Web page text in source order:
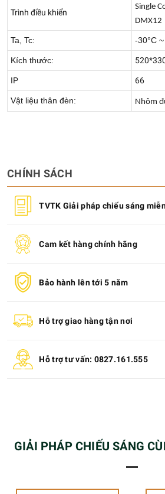
Trình điều khiển
Single
DMX12
Ta, Tc: -30°C
Kích thước:
IP 66
Vật liệu thân đèn: Nhôm
CHÍNH SÁCH
TVTK Giải pháp chiếu sáng
Cam kết hàng chính hãng
Bảo hành lên tới 5 năm
Hỗ trợ giao hàng tận nơi
Hỗ trợ tư vấn: 0827.161.555
GIẢI PHÁP CHIẾU SÁNG